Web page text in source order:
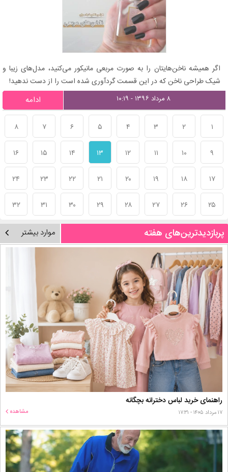
اگر همیشه ناخن‌هایتان را به صورت مربعی مانیکور می‌کنید، مدل‌های زیبا و
شیک طراحی ناخن که در این قسمت گردآوری شده است را از دست ندهید!
۸ مرداد ۱۳۹۶ - ۱۰:۱۹ ادامه
۱ ۲ ۳ ۴ ۵ ۶ ۷ ۸
۹ ۱۰ ۱۱ ۱۲ ۱۳ ۱۴ ۱۵ ۱۶
۱۷ ۱۸ ۱۹ ۲۰ ۲۱ ۲۲ ۲۳ ۲۴
۲۵ ۲۶ ۲۷ ۲۸ ۲۹ ۳۰ ۳۱ ۳۲
پربازدیدترین‌های هفته موارد بیشتر
راهنمای خرید لباس دخترانه بچگانه
۱۷ مرداد ۱۴۰۵ - ۱۷:۳۱ مشاهده